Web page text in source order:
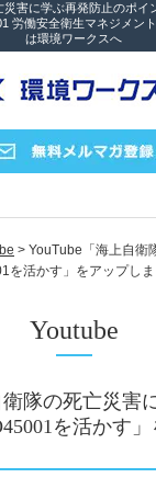
害に学ぶ再発防止のポイ
労働安全衛生マネジメン
は環境ワークスへ
> YouTube「海上自衛
を活かす」をアップし
Youtube
衛隊の死亡災害
を活かす